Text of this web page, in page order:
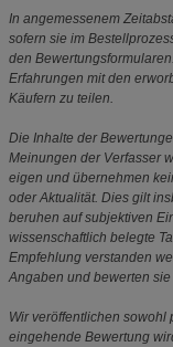
In angemessenem
sofern sie im
den
Erfahrungen mit den
Käufern zu teilen.
Die Inhalte der
Meinungen der Verfasser
eigen und übernehmen
oder Aktualität. Dies gilt
beruhen auf subjektiven
wissenschaftlich belegte
Empfehlung verstanden
Angaben und bewerten
Wir veröffentlichen sowohl
eingehende Bewertung